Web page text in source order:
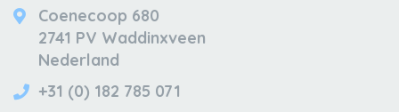
Coenecoop 680
2741 PV Waddinxveen
Nederland
+31 (0) 182 785 071